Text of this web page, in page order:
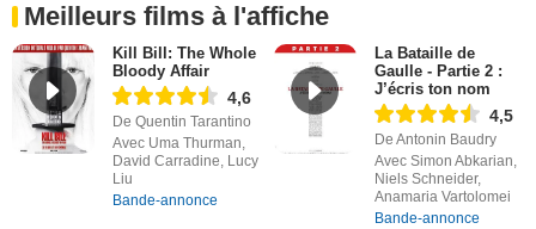
Meilleurs films à l'affiche
Kill Bill: The Whole
Bloody Affair
4,6
De Quentin Tarantino
Avec Uma Thurman,
David Carradine, Lucy
Liu
Bande-annonce
La Bataille de
Gaulle - Partie 2 :
J’écris ton nom
4,5
De Antonin Baudry
Avec Simon Abkarian,
Niels Schneider,
Anamaria Vartolomei
Bande-annonce